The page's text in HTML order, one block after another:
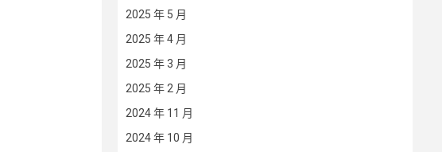
2025 年 5 月
2025 年 4 月
2025 年 3 月
2025 年 2 月
2024 年 11 月
2024 年 10 月